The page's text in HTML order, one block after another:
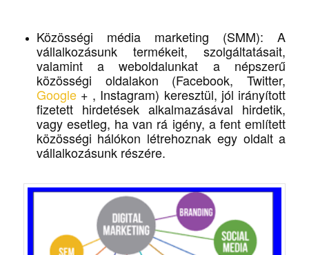
Közösségi média marketing (SMM): A
vállalkozásunk termékeit, szolgáltatásait,
valamint a weboldalunkat a népszerű
közösségi oldalakon (Facebook, Twitter,
Google+ , Instagram) keresztül, jól irányított
fizetett hirdetések alkalmazásával hirdetik,
vagy esetleg, ha van rá igény, a fent említett
közösségi hálókon létrehoznak egy oldalt a
vállalkozásunk részére.